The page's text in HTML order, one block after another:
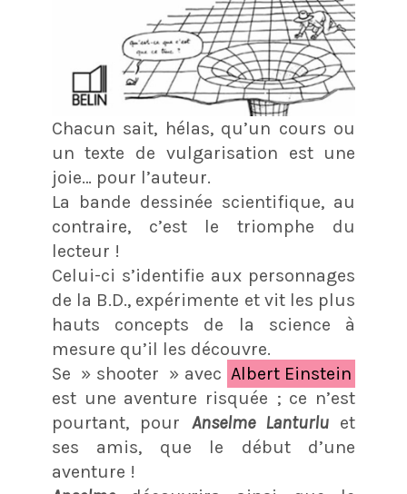
Chacun sait, hélas, qu’un cours ou
un texte de vulgarisation est une
joie… pour l’auteur.
La bande dessinée scientifique, au
contraire, c’est le triomphe du
lecteur !
Celui-ci s’identifie aux personnages
de la B.D., expérimente et vit les plus
hauts concepts de la science à
mesure qu’il les découvre.
Se » shooter » avec Albert Einstein
est une aventure risquée ; ce n’est
pourtant, pour Anselme Lanturluet
ses amis, que le début d’une
aventure !